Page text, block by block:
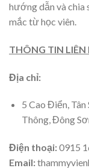
hướng dẫn và chia
mắc từ học viên.
THÔNG TIN LIÊN
Địa chỉ:
5 Cao Điển,
Thông, Đông
Điện thoại:0915
Email: